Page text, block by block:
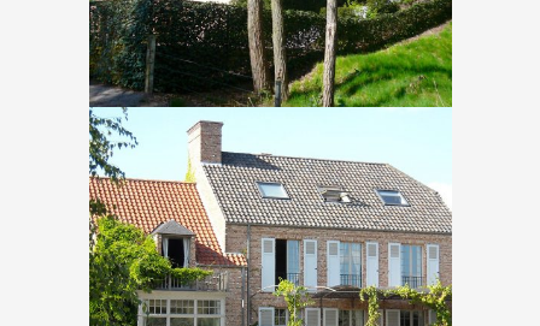
Gaasbeek – Donkerstraat
InNieuwbouw